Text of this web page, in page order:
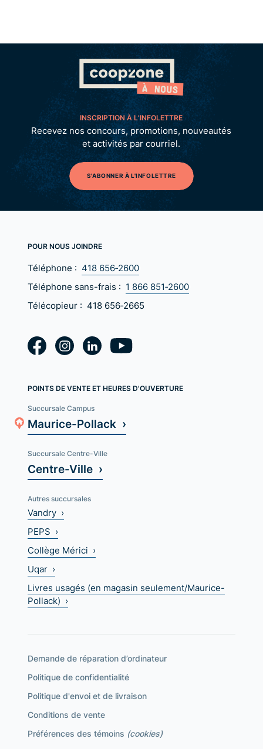
INSCRIPTION À L’INFOLETTRE
Recevez nos concours, promotions, nouveautés
et activités par courriel.
S'ABONNER À L'INFOLETTRE
POUR NOUS JOINDRE
Téléphone : 418 656‑2600
Téléphone sans-frais : 1 866 851‑2600
Télécopieur : 418 656‑2665
POINTS DE VENTE ET HEURES D'OUVERTURE
Succursale Campus
Maurice-Pollack ›
Succursale Centre-Ville
Centre-Ville ›
Autres succursales
Vandry ›
PEPS ›
Collège Mérici ›
Uqar ›
Livres usagés (en magasin seulement/Maurice-
Pollack) ›
Demande de réparation d’ordinateur
Politique de confidentialité
Politique d'envoi et de livraison
Conditions de vente
Préférences des témoins (cookies)